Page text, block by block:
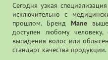
Сегодня узкая
исключительно с
прошлом. БрендMane
доступен любому
выпадения волос или
стандарт качества продукции.